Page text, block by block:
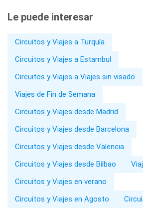
Le puede interesar
Circuitos y Viajes a Turquía
Circuitos y Viajes a Estambul
Circuitos y Viajes a Viajes sin visado
Viajes de Fin de Semana
Circuitos y Viajes desde Madrid
Circuitos y Viajes desde Barcelona
Circuitos y Viajes desde Valencia
Circuitos y Viajes desde Bilbao
Circuitos y Viajes en verano
Circuitos y Viajes en Agosto